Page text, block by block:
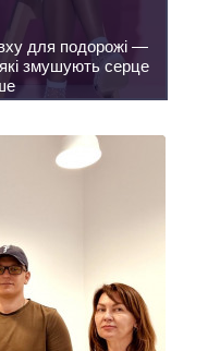
для подорожі —
змушують серце